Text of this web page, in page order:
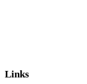
Links